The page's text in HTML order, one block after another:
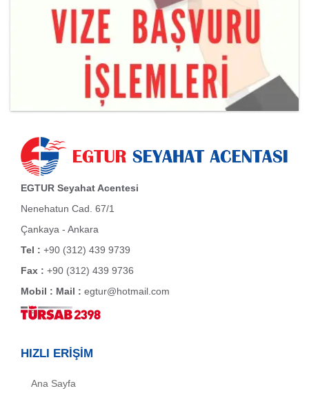
EGTUR Seyahat Acentesi
Nenehatun Cad. 67/1
Çankaya - Ankara
Tel : +90 (312) 439 9739
Fax : +90 (312) 439 9736
Mobil : Mail : egtur@hotmail.com
HIZLI ERİŞİM
Ana Sayfa